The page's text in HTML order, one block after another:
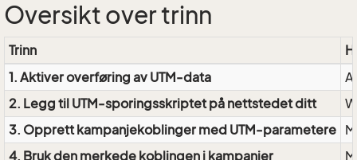
Oversikt over trinn
Trinn
1. Aktiver overføring av UTM-data
2. Legg til UTM-sporingsskriptet på nettstedet ditt
3. Opprett kampanjekoblinger med UTM-parametere
4. Bruk den merkede koblingen i kampanjer